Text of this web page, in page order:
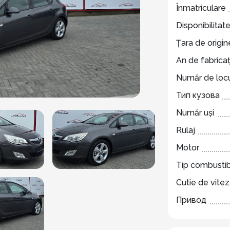
Înmatriculare
Disponibilitate
Țara de
An de
Număr de
Тип кузова
Număr uși
Rulaj
Motor
Tip
Cutie de
Привод